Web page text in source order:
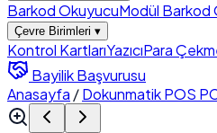
Barkod OkuyucuModül Barkod
Çevre Birimleri ▾
Kontrol KartlarıYazıcıPara
Bayilik Başvurusu
Anasayfa /Dokunmatik POS